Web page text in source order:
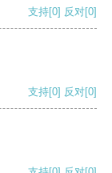
支持[0] 反对[0]
支持[0] 反对[0]